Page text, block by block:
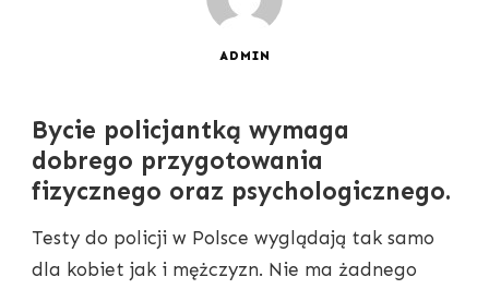
ADMIN
Bycie policjantką wymaga
dobrego przygotowania
fizycznego oraz psychologicznego.
Testy do policji w Polsce wyglądają tak samo
dla kobiet jak i mężczyzn. Nie ma żadnego